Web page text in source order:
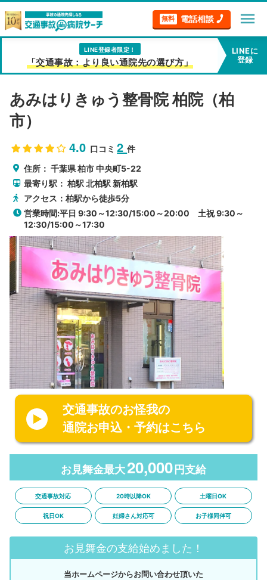
無料 電話相談 menu
LINE登録者限定！
「交通事故：より良い通院先の選び方」
LINEに
登録
あみはりきゅう整骨院 柏院（柏
市）
4.0 口コミ2件
住所：千葉県柏市中央町5-22
最寄り駅：柏駅 北柏駅 新柏駅
アクセス：柏駅から徒歩5分
営業時間:平日 9:30～12:30/15:00～20:00 土祝 9:30～
12:30/15:00～17:30
交通事故のお怪我の
通院お申込・予約はこちら
お見舞金最大20,000 円支給
交通事故対応 20時以降OK 土曜日OK
祝日OK 妊婦さん対応可 お子様同伴可
お見舞金の支給始めました！
当ホームページからお問い合わせ頂いた